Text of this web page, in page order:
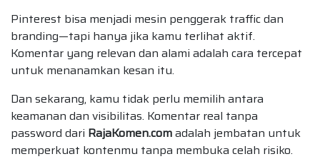
Pinterest bisa menjadi mesin penggerak traffic dan
branding—tapi hanya jika kamu terlihat aktif.
Komentar yang relevan dan alami adalah cara tercepat
untuk menanamkan kesan itu.
Dan sekarang, kamu tidak perlu memilih antara
keamanan dan visibilitas. Komentar real tanpa
password dari RajaKomen.comadalah jembatan untuk
memperkuat kontenmu tanpa membuka celah risiko.